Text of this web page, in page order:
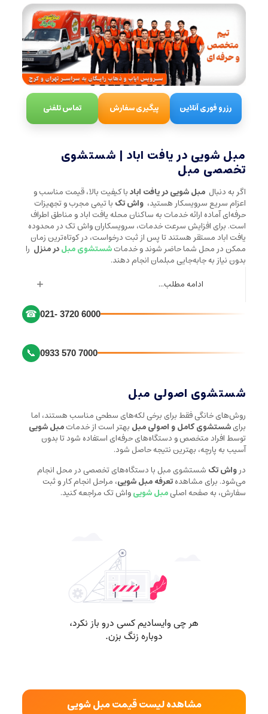
رزرو فوری آنلاین پیگیری سفارش تماس تلفنی
مبل شویی در یافت اباد | شستشوی
تخصصی مبل
اگر به دنبال مبل شویی در یافت ابادبا کیفیت بالا، قیمت مناسب و
اعزام سریع سرویسکار هستید، واش تک با تیمی مجرب و تجهیزات
حرفه‌ای آماده ارائه خدمات به ساکنان محله یافت اباد و مناطق اطراف
است. برای افزایش سرعت خدمات، سرویسکاران واش تک در محدوده
یافت اباد مستقر هستند تا پس از ثبت درخواست، در کوتاه‌ترین زمان
ممکن در محل شما حاضر شوند و خدماتشستشوی مبلدر منزل را
بدون نیاز به جابه‌جایی مبلمان انجام دهند.
ادامه مطلب...
☎ 021- 3720 6000
📞 0933 570 7000
شستشوی اصولی مبل
روش‌های خانگی فقط برای برخی لکه‌های سطحی مناسب هستند، اما
برایشستشوی کامل و اصولی مبل بهتر است از خدماتمبل شویی
توسط افراد متخصص و دستگاه‌های حرفه‌ای استفاده شود تا بدون
آسیب به پارچه، بهترین نتیجه حاصل شود.
درواش تک شستشوی مبل با دستگاه‌های تخصصی در محل انجام
می‌شود. برای مشاهدهتعرفه مبل شویی، مراحل انجام کار و ثبت
سفارش، به صفحه اصلیمبل شوییواش تک مراجعه کنید.
مشاهده لیست قیمت مبل شویی